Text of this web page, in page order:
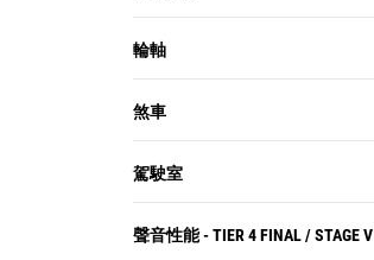
輪軸
煞車
駕駛室
聲音性能 - TIER 4 FINAL / STAGE V